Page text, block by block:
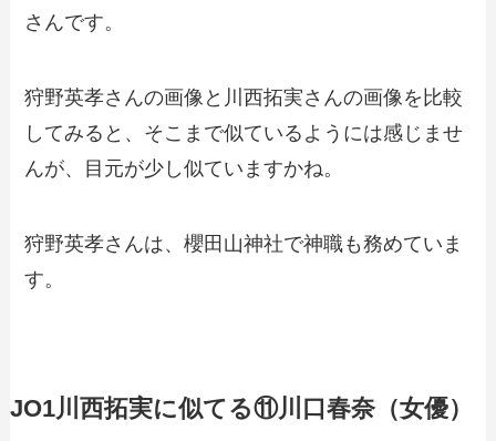
さんです。
狩野英孝さんの画像と川西拓実さんの画像を比較
してみると、そこまで似ているようには感じませ
んが、目元が少し似ていますかね。
狩野英孝さんは、櫻田山神社で神職も務めていま
す。
JO1川西拓実に似てる⑪川口春奈（女優）